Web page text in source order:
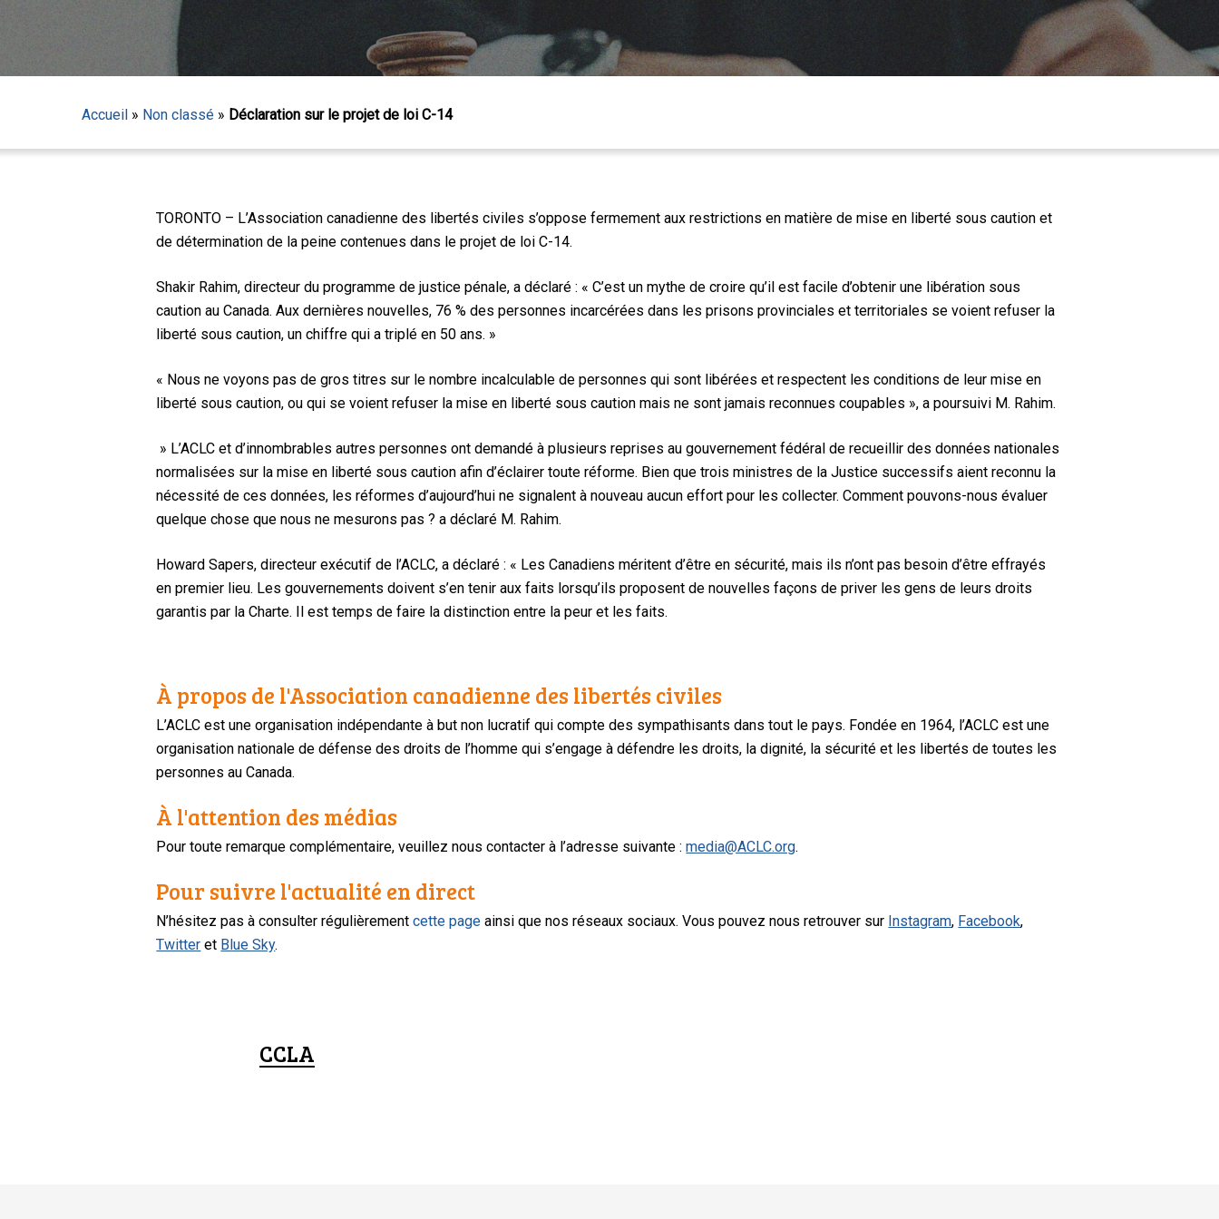
Accueil » Non classé » Déclaration sur le projet de loi C-14
TORONTO – L’Association canadienne des libertés civiles s’oppose fermement aux restrictions en matière de mise en liberté sous caution et
de détermination de la peine contenues dans le projet de loi C-14.
Shakir Rahim, directeur du programme de justice pénale, a déclaré : « C’est un mythe de croire qu’il est facile d’obtenir une libération sous
caution au Canada. Aux dernières nouvelles, 76 % des personnes incarcérées dans les prisons provinciales et territoriales se voient refuser la
liberté sous caution, un chiffre qui a triplé en 50 ans. »
« Nous ne voyons pas de gros titres sur le nombre incalculable de personnes qui sont libérées et respectent les conditions de leur mise en
liberté sous caution, ou qui se voient refuser la mise en liberté sous caution mais ne sont jamais reconnues coupables », a poursuivi M. Rahim.
» L’ACLC et d’innombrables autres personnes ont demandé à plusieurs reprises au gouvernement fédéral de recueillir des données nationales
normalisées sur la mise en liberté sous caution afin d’éclairer toute réforme. Bien que trois ministres de la Justice successifs aient reconnu la
nécessité de ces données, les réformes d’aujourd’hui ne signalent à nouveau aucun effort pour les collecter. Comment pouvons-nous évaluer
quelque chose que nous ne mesurons pas ? a déclaré M. Rahim.
Howard Sapers, directeur exécutif de l’ACLC, a déclaré : « Les Canadiens méritent d’être en sécurité, mais ils n’ont pas besoin d’être effrayés
en premier lieu. Les gouvernements doivent s’en tenir aux faits lorsqu’ils proposent de nouvelles façons de priver les gens de leurs droits
garantis par la Charte. Il est temps de faire la distinction entre la peur et les faits.
À propos de l'Association canadienne des libertés civiles
L’ACLC est une organisation indépendante à but non lucratif qui compte des sympathisants dans tout le pays. Fondée en 1964, l’ACLC est une
organisation nationale de défense des droits de l’homme qui s’engage à défendre les droits, la dignité, la sécurité et les libertés de toutes les
personnes au Canada.
À l'attention des médias
Pour toute remarque complémentaire, veuillez nous contacter à l’adresse suivante :media@ACLC.org.
Pour suivre l'actualité en direct
N’hésitez pas à consulter régulièrementcette page ainsi que nos réseaux sociaux. Vous pouvez nous retrouver sur Instagram, Facebook,
Twitter et Blue Sky.
CCLA